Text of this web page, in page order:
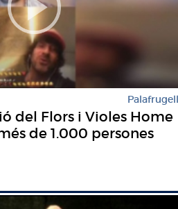
Palafrugell
del Flors i Violes Home
de 1.000 persones